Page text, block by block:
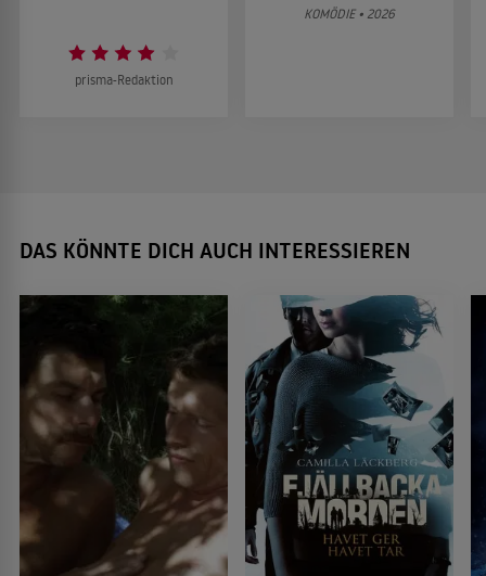
prisma-Redaktion
KOMÖDIE • 2026
DAS KÖNNTE DICH AUCH INTERESSIEREN